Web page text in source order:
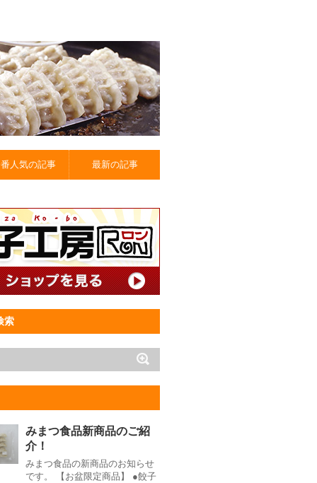
人気の記事 最新の記事
索
みまつ食品新商品のご紹
介！
みまつ食品の新商品のお知らせ
です。 【お盆限定商品】 ●餃子